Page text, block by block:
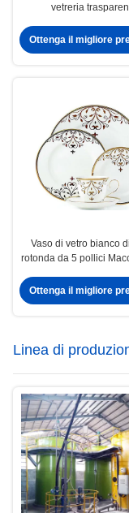
vetreria
stoviglie
Ottenga il migliore
Vaso di vetro bianco
rotonda da 5 pollici
tavola per uso
Ottenga il migliore
Linea di
aerato